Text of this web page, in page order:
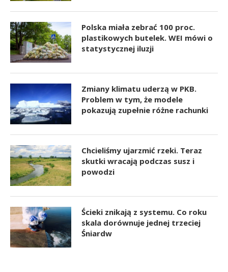
Polska miała zebrać 100 proc.
plastikowych butelek. WEI mówi o
statystycznej iluzji
Zmiany klimatu uderzą w PKB.
Problem w tym, że modele
pokazują zupełnie różne rachunki
Chcieliśmy ujarzmić rzeki. Teraz
skutki wracają podczas susz i
powodzi
Ścieki znikają z systemu. Co roku
skala dorównuje jednej trzeciej
Śniardw